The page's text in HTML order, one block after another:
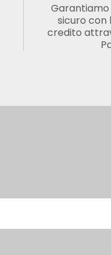
sicuro con
credito